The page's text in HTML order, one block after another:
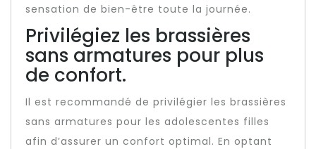
sensation de bien-être toute la journée.
Privilégiez les brassières
sans armatures pour plus
de confort.
Il est recommandé de privilégier les brassières
sans armatures pour les adolescentes filles
afin d’assurer un confort optimal. En optant